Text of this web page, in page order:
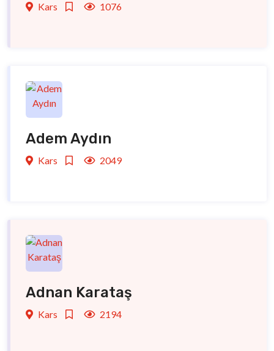
Kars 1076
Adem Aydın
Kars 2049
Adnan Karataş
Kars 2194